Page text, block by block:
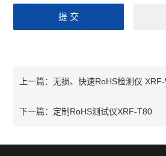
上一篇：无损、快速RoHS检测仪 XRF-
下一篇： 定制RoHS测试仪XRF-T80